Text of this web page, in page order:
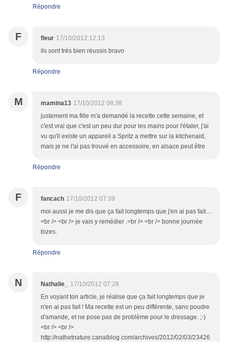
Répondre
F fleur 17/10/2012 12:13
ils sont très bien réussis bravo
Répondre
M mamina13 17/10/2012 08:38
justement ma fille m'a demandé la recette cette semaine, et
c'est vrai que c'est un peu dur pour les mains pour l'étaler, j'ai
vu qu'il existe un appareil a Spritz a mettre sur la kitchenaid,
mais je ne l'ai pas trouvé en accessoire, en alsace peut être
Répondre
F fancach 17/10/2012 07:39
moi aussi je me dis que ça fait longtemps que j'en ai pas fait....
<br /> <br /> je vais y remédier .<br /> <br /> bonne journée
bizes.
Répondre
N Nathalie_
17/10/2012 07:28
En voyant ton article, je réalise que ça fait longtemps que je
n'en ai pas fait ! Ma recette est un peu différente, sans poudre
d'amande, et ne pose pas de problème pour le dressage. ;-)
<br /> <br />
http://nathetnature.canalblog.com/archives/2012/02/03/23426